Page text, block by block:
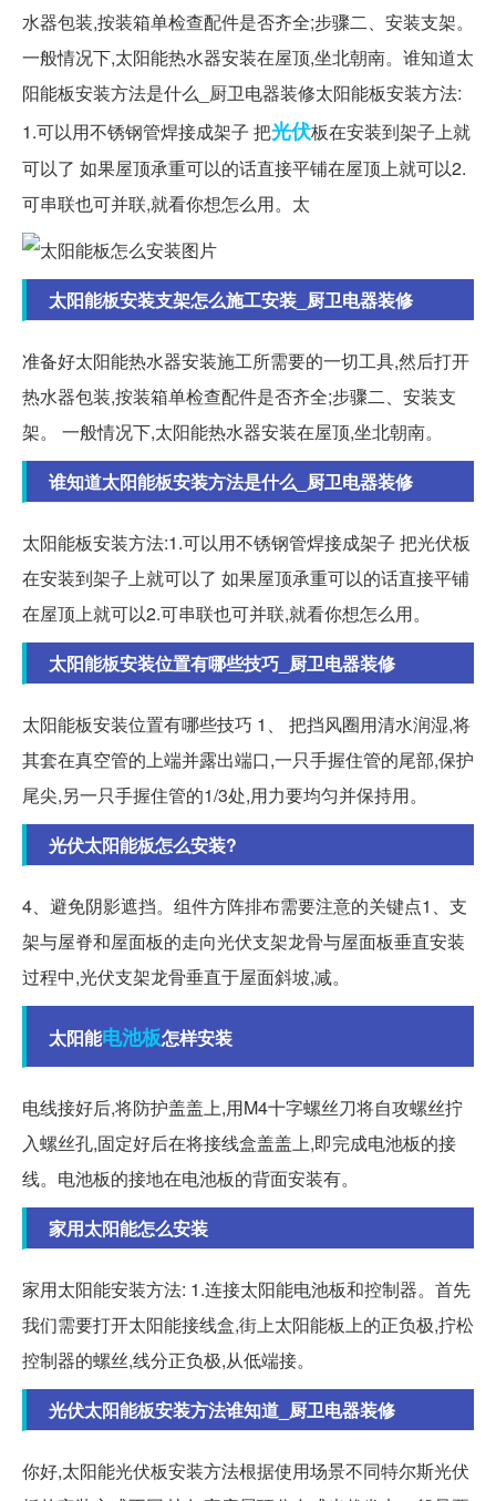
水器包装,按装箱单检查配件是否齐全;步骤二、安装支架。
一般情况下,太阳能热水器安装在屋顶,坐北朝南。谁知道太
阳能板安装方法是什么_厨卫电器装修太阳能板安装方法:
1.可以用不锈钢管焊接成架子 把光伏板在安装到架子上就
可以了 如果屋顶承重可以的话直接平铺在屋顶上就可以2.
可串联也可并联,就看你想怎么用。太
太阳能板安装支架怎么施工安装_厨卫电器装修
准备好太阳能热水器安装施工所需要的一切工具,然后打开
热水器包装,按装箱单检查配件是否齐全;步骤二、安装支
架。 一般情况下,太阳能热水器安装在屋顶,坐北朝南。
谁知道太阳能板安装方法是什么_厨卫电器装修
太阳能板安装方法:1.可以用不锈钢管焊接成架子 把光伏板
在安装到架子上就可以了 如果屋顶承重可以的话直接平铺
在屋顶上就可以2.可串联也可并联,就看你想怎么用。
太阳能板安装位置有哪些技巧_厨卫电器装修
太阳能板安装位置有哪些技巧 1、 把挡风圈用清水润湿,将
其套在真空管的上端并露出端口,一只手握住管的尾部,保护
尾尖,另一只手握住管的1/3处,用力要均匀并保持用。
光伏太阳能板怎么安装?
4、避免阴影遮挡。组件方阵排布需要注意的关键点1、支
架与屋脊和屋面板的走向光伏支架龙骨与屋面板垂直安装
过程中,光伏支架龙骨垂直于屋面斜坡,减。
太阳能电池板怎样安装
电线接好后,将防护盖盖上,用M4十字螺丝刀将自攻螺丝拧
入螺丝孔,固定好后在将接线盒盖盖上,即完成电池板的接
线。电池板的接地在电池板的背面安装有。
家用太阳能怎么安装
家用太阳能安装方法: 1.连接太阳能电池板和控制器。首先
我们需要打开太阳能接线盒,街上太阳能板上的正负极,拧松
控制器的螺丝,线分正负极,从低端接。
光伏太阳能板安装方法谁知道_厨卫电器装修
你好,太阳能光伏板安装方法根据使用场景不同特尔斯光伏